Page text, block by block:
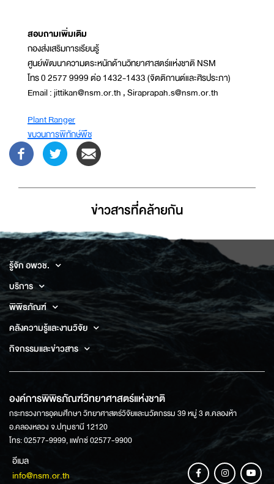
สอบถามเพิ่มเติม
กองส่งเสริมการเรียนรู้
ศูนย์พัฒนาความตระหนักด้านวิทยาศาสตร์แห่งชาติ NSM
โทร 0 2577 9999 ต่อ 1432-1433 (จิตติกานต์และศิรประภา)
Email : jittikan@nsm.or.th , Siraprapah.s@nsm.or.th
Plant Ranger
ขบวนการพิทักษ์พืช
ข่าวสารที่่คล้ายกัน
รู้จัก อพวช.
บริการ
พิพิธภัณฑ์
คลังความรู้และงานวิจัย
กิจกรรมและข่าวสาร
องค์การพิพิธภัณฑ์วิทยาศาสตร์แห่งชาติ
กระทรวงการอุดมศึกษา วิทยาศาสตร์วิจัยและนวัตกรรม 39 หมู่ 3 ต.คลองห้า
อ.คลองหลวง จ.ปทุมธานี 12120
โทร: 02577-9999, แฟกซ์ 02577-9900
อีเมล
info@nsm.or.th